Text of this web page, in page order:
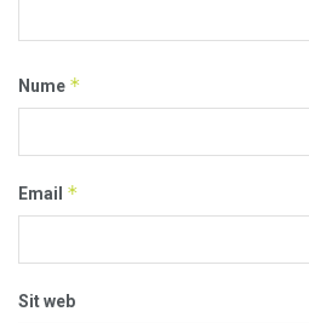
Nume *
Email *
Sit web